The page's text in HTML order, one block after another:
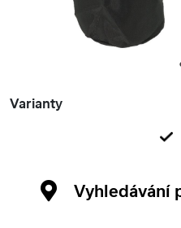
Varianty
Vyhledávání